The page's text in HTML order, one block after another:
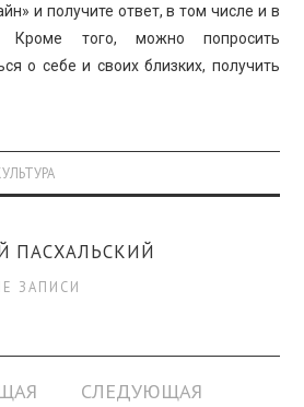
и получите ответ, в том числе и в
Кроме того, можно попросить
о себе и своих близких, получить
ПАСХАЛЬСКИЙ
ЗАПИСИ
СЛЕДУЮЩАЯ